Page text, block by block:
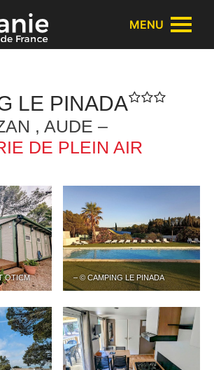
des cookies
MENU
LE PINADA
, AUDE –
DE PLEIN AIR
OTICM – © CAMPING LE PINADA